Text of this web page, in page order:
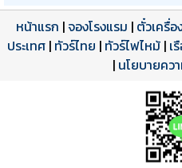
หน้าแรก |จองโรงแรม | ตั๋วเครื่อ
ประเทศ | ทัวร์ไทย | ทัวร์ไฟไหม้ | เ
| นโยบายคว